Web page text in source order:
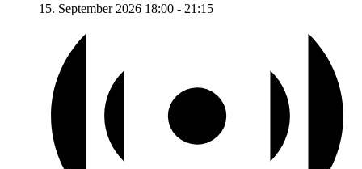
15. September 2026 18:00 - 21:15